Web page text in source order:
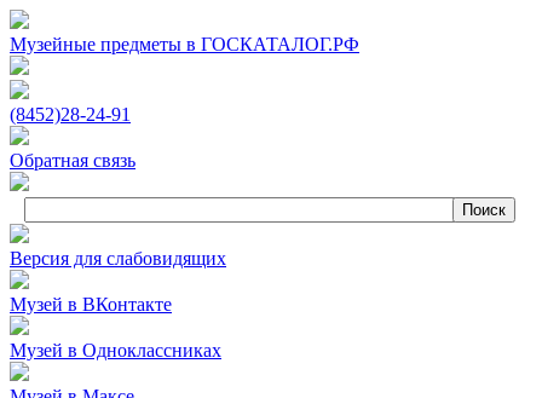
Музейные предметы в ГОСКАТАЛОГ.РФ
(8452)28‑24‑91
Обратная связь
Версия для слабовидящих
Музей в ВКонтакте
Музей в Одноклассниках